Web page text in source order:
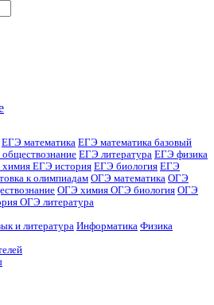
ЕГЭ математика ЕГЭ математика базовый
ЕГЭ литература ЕГЭ физика
ЕГЭ история ЕГЭ биология ЕГЭ
к олимпиадам ОГЭ математика ОГЭ
ОГЭ химия ОГЭ биология ОГЭ
ОГЭ литература
и литература Информатика Физика